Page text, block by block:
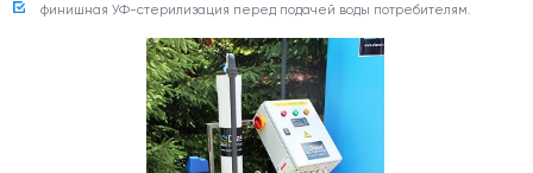
финишная УФ-стерилизация перед подачей воды потребителям.